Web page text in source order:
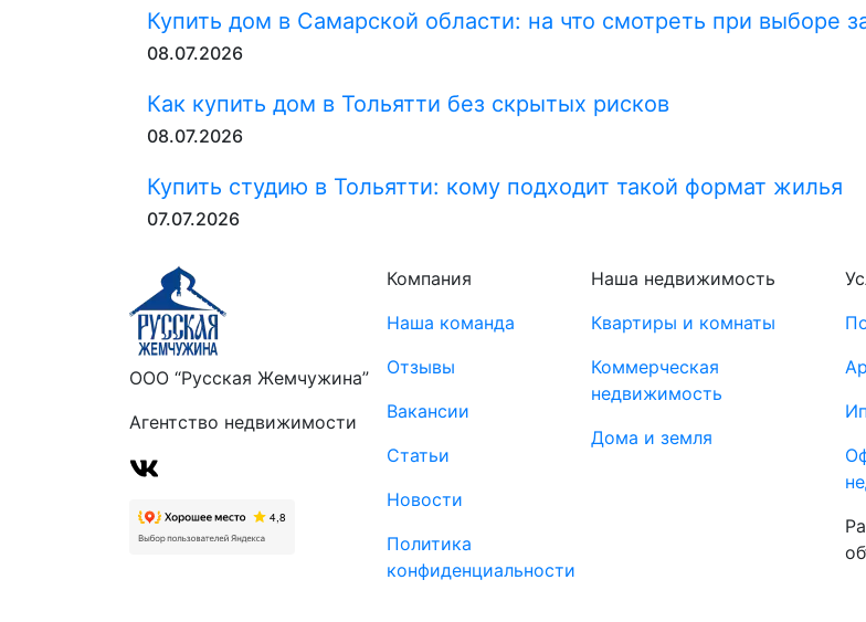
Купить дом в Самарской области: на что смотреть при выборе
08.07.2026
Как купить дом в Тольятти без скрытых рисков
08.07.2026
Купить студию в Тольятти: кому подходит такой формат жилья
07.07.2026
ООО “Русская Жемчужина”
Агентство недвижимости
Компания
Наша команда
Отзывы
Вакансии
Статьи
Новости
Политика
конфиденциальности
Наша недвижимость
Квартиры и комнаты
Коммерческая
недвижимость
Дома и земля